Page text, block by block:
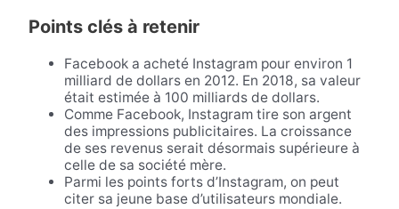
Points clés à retenir
Facebook a acheté Instagram pour environ 1
milliard de dollars en 2012. En 2018, sa valeur
était estimée à 100 milliards de dollars.
Comme Facebook, Instagram tire son argent
des impressions publicitaires. La croissance
de ses revenus serait désormais supérieure à
celle de sa société mère.
Parmi les points forts d’Instagram, on peut
citer sa jeune base d’utilisateurs mondiale.